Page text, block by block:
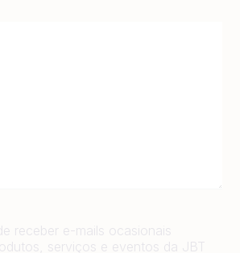
receber e-mails ocasionais
serviços e eventos da JBT